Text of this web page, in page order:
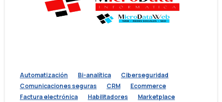
Automatización Bi-analítica
Ciberseguridad
Comunicaciones seguras
CRM
Ecommerce
Factura electrónica
Habilitadores
Marketplace